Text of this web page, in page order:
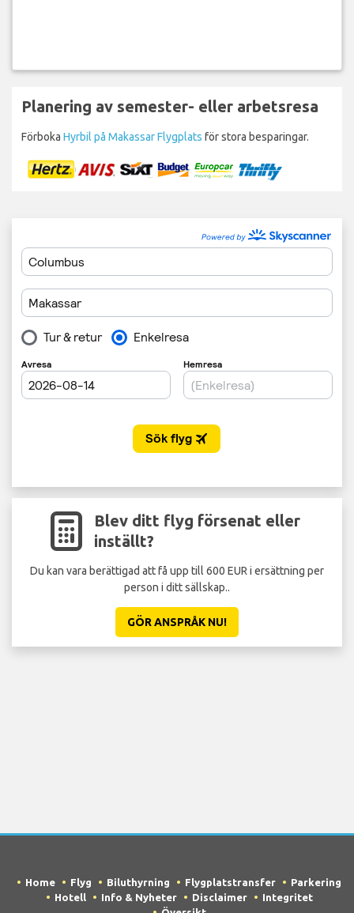
Planering av semester- eller arbetsresa
Förboka Hyrbil på Makassar Flygplats för stora besparingar.
Blev ditt flyg försenat eller
inställt?
Du kan vara berättigad att få upp till 600 EUR i ersättning per
person i ditt sällskap..
GÖR ANSPRÅK NU!
Home Flyg Biluthyrning Flygplatstransfer
Parkering
Hotell
Info & Nyheter Disclaimer
Integritet